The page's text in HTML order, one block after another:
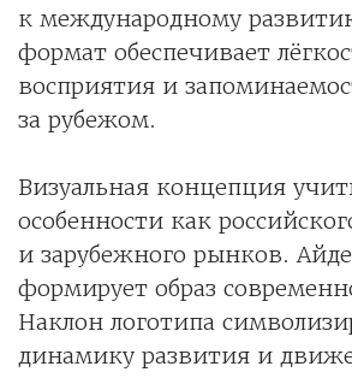
к международному
формат обеспечивает
восприятия и
за рубежом.
Визуальная концепция
особенности как
и зарубежного рынков.
формирует образ
Наклон логотипа
динамику развития и